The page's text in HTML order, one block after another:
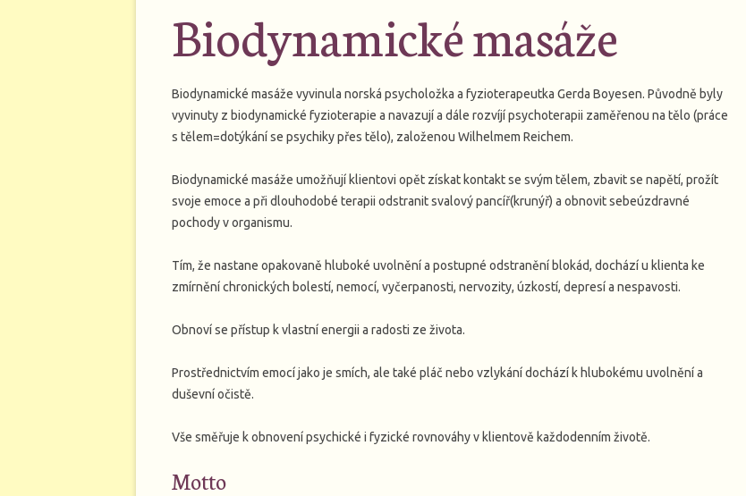
KURZ SETKÁNÍ S MINDFULNESS
KURZ BIOENERGETIKA A PSOAS
Biodynamické masáže
Biodynamické masáže vyvinula norská psycholožka a fyzioterapeutka Gerda Boyesen. Původně byly
vyvinuty z biodynamické fyzioterapie a navazují a dále rozvíjí psychoterapii zaměřenou na tělo (práce
s tělem=dotýkání se psychiky přes tělo), založenou Wilhelmem Reichem.
Biodynamické masáže umožňují klientovi opět získat kontakt se svým tělem, zbavit se napětí, prožít
svoje emoce a při dlouhodobé terapii odstranit svalový pancíř(krunýř) a obnovit sebeúzdravné
pochody v organismu.
Tím, že nastane opakovaně hluboké uvolnění a postupné odstranění blokád, dochází u klienta ke
zmírnění chronických bolestí, nemocí, vyčerpanosti, nervozity, úzkostí, depresí a nespavosti.
Obnoví se přístup k vlastní energii a radosti ze života.
Prostřednictvím emocí jako je smích, ale také pláč nebo vzlykání dochází k hlubokému uvolnění a
duševní očistě.
Vše směřuje k obnovení psychické i fyzické rovnováhy v klientově každodenním životě.
Motto